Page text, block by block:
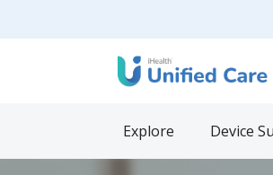
Explore Device